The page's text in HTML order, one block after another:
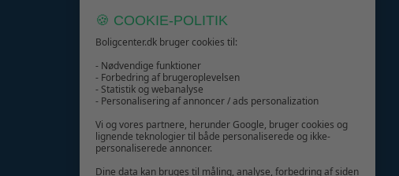
Kundeservice
GIV GLÆDE MED ET GAVEKORT!
🍪 COOKIE-POLITIK
Boligcenter.dk bruger cookies til:
- Nødvendige funktioner
- Forbedring af brugeroplevelsen
- Statistik og webanalyse
- Personalisering af annoncer / ads personalization
Vi og vores partnere, herunder Google, bruger cookies og
lignende teknologier til både personaliserede og ikke-
personaliserede annoncer.
Dine data kan bruges til måling, analyse, forbedring af siden